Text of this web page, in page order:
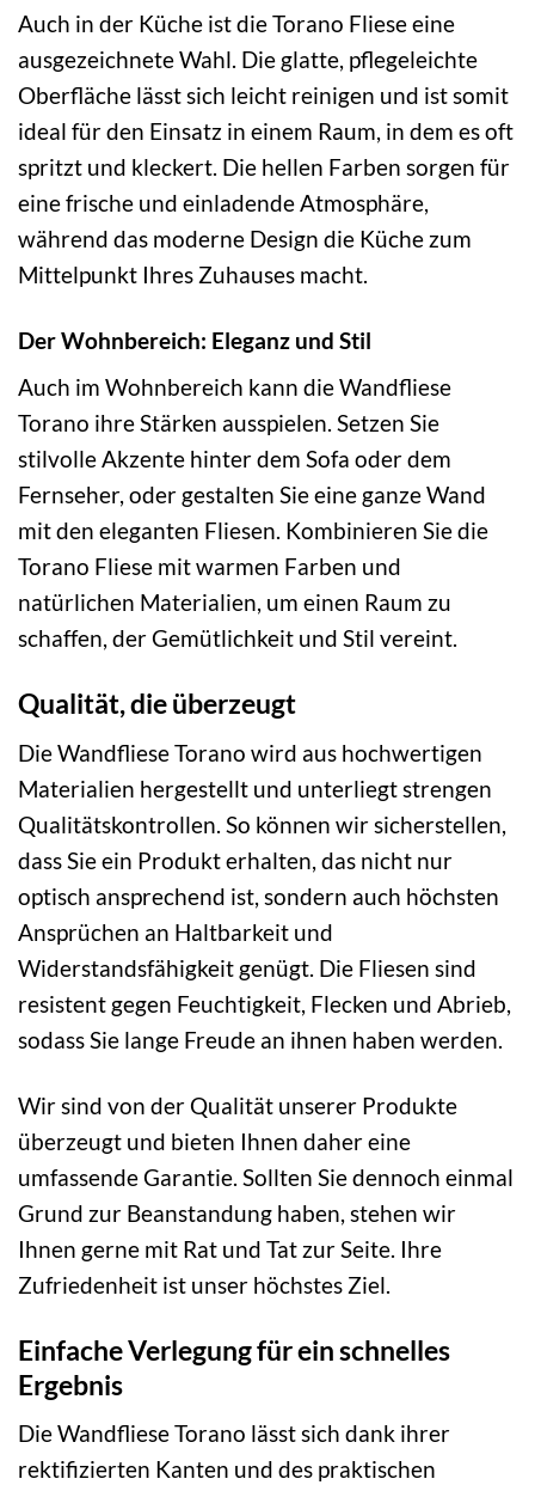
Auch in der Küche ist die Torano Fliese eine
ausgezeichnete Wahl. Die glatte, pflegeleichte
Oberfläche lässt sich leicht reinigen und ist somit
ideal für den Einsatz in einem Raum, in dem es oft
spritzt und kleckert. Die hellen Farben sorgen für
eine frische und einladende Atmosphäre,
während das moderne Design die Küche zum
Mittelpunkt Ihres Zuhauses macht.
Der Wohnbereich: Eleganz und Stil
Auch im Wohnbereich kann die Wandfliese
Torano ihre Stärken ausspielen. Setzen Sie
stilvolle Akzente hinter dem Sofa oder dem
Fernseher, oder gestalten Sie eine ganze Wand
mit den eleganten Fliesen. Kombinieren Sie die
Torano Fliese mit warmen Farben und
natürlichen Materialien, um einen Raum zu
schaffen, der Gemütlichkeit und Stil vereint.
Qualität, die überzeugt
Die Wandfliese Torano wird aus hochwertigen
Materialien hergestellt und unterliegt strengen
Qualitätskontrollen. So können wir sicherstellen,
dass Sie ein Produkt erhalten, das nicht nur
optisch ansprechend ist, sondern auch höchsten
Ansprüchen an Haltbarkeit und
Widerstandsfähigkeit genügt. Die Fliesen sind
resistent gegen Feuchtigkeit, Flecken und Abrieb,
sodass Sie lange Freude an ihnen haben werden.
Wir sind von der Qualität unserer Produkte
überzeugt und bieten Ihnen daher eine
umfassende Garantie. Sollten Sie dennoch einmal
Grund zur Beanstandung haben, stehen wir
Ihnen gerne mit Rat und Tat zur Seite. Ihre
Zufriedenheit ist unser höchstes Ziel.
Einfache Verlegung für ein schnelles
Ergebnis
Die Wandfliese Torano lässt sich dank ihrer
rektifizierten Kanten und des praktischen